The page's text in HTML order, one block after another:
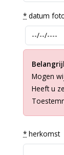
* datum
Mogen
Heeft u
* herkomst